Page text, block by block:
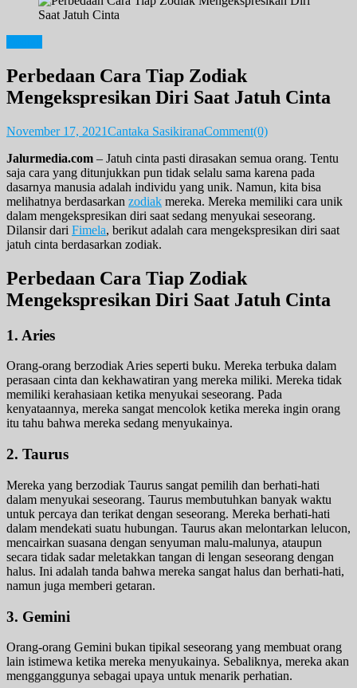
Perbedaan Cara Tiap Zodiak
Mengekspresikan Diri Saat Jatuh Cinta
November 17, 2021Cantaka SasikiranaComment(0)
Jalurmedia.com – Jatuh cinta pasti dirasakan semua orang. Tentu
saja cara yang ditunjukkan pun tidak selalu sama karena pada
dasarnya manusia adalah individu yang unik. Namun, kita bisa
melihatnya berdasarkan zodiak mereka. Mereka memiliki cara unik
dalam mengekspresikan diri saat sedang menyukai seseorang.
Dilansir dari Fimela, berikut adalah cara mengekspresikan diri saat
jatuh cinta berdasarkan zodiak.
Perbedaan Cara Tiap Zodiak
Mengekspresikan Diri Saat Jatuh Cinta
1. Aries
Orang-orang berzodiak Aries seperti buku. Mereka terbuka dalam
perasaan cinta dan kekhawatiran yang mereka miliki. Mereka tidak
memiliki kerahasiaan ketika menyukai seseorang. Pada
kenyataannya, mereka sangat mencolok ketika mereka ingin orang
itu tahu bahwa mereka sedang menyukainya.
2. Taurus
Mereka yang berzodiak Taurus sangat pemilih dan berhati-hati
dalam menyukai seseorang. Taurus membutuhkan banyak waktu
untuk percaya dan terikat dengan seseorang. Mereka berhati-hati
dalam mendekati suatu hubungan. Taurus akan melontarkan lelucon,
mencairkan suasana dengan senyuman malu-malunya, ataupun
secara tidak sadar meletakkan tangan di lengan seseorang dengan
halus. Ini adalah tanda bahwa mereka sangat halus dan berhati-hati,
namun juga memberi getaran.
3. Gemini
Orang-orang Gemini bukan tipikal seseorang yang membuat orang
lain istimewa ketika mereka menyukainya. Sebaliknya, mereka akan
mengganggunya sebagai upaya untuk menarik perhatian.